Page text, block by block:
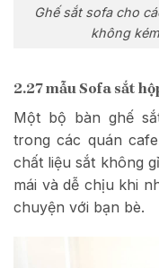
Ghế sắt sofa cho
không
2.27 mẫu Sofa sắt
Một bộ bàn ghế
trong các quán
chất liệu sắt không
mái và dễ chịu khi
chuyện với bạn bè.